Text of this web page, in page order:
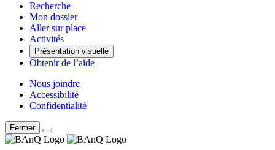
Recherche
Mon dossier
Aller sur place
Activités
Présentation visuelle
Obtenir de l’aide
Nous joindre
Accessibilité
Confidentialité
Fermer